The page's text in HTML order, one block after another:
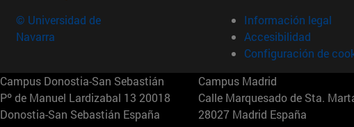
© Universidad de
Navarra
Información legal
Accesibilidad
Configuración de
Campus Donostia-San Sebastián
Pº de Manuel Lardizabal 13 20018
Donostia-San Sebastián España
Campus Madrid
Calle Marquesado de Sta.
28027 Madrid España